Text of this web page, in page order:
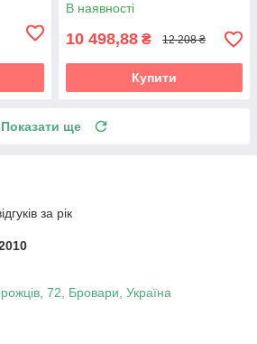
В наявності
10 498,88 ₴ 12 208 ₴
Купити
Показати ще
за рік
72, Бровари, Україна